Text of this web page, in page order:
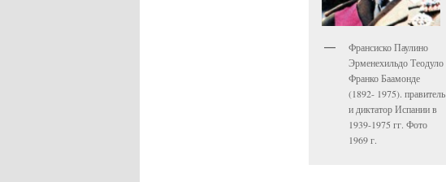
Франсиско Паулино
Эрменехильдо Теодуло
Франко Баамонде
(1892- 1975). правитель
и диктатор Испании в
1939-1975 гг. Фото
1969 г.